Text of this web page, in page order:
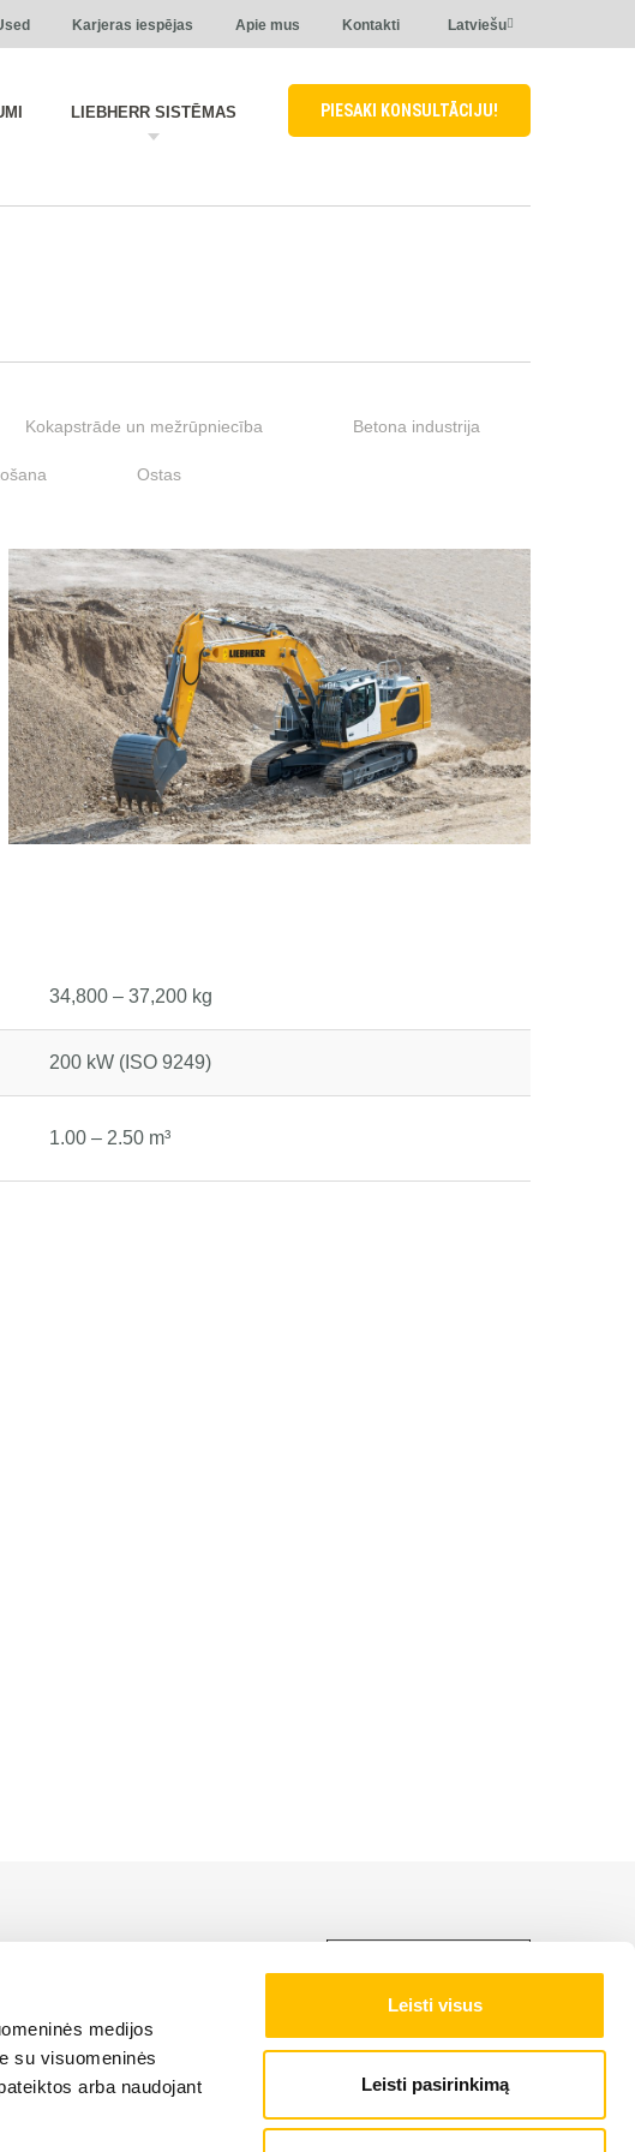
medijos
su visuomeninės
arba naudojant
Leisti visus
Leisti pasirinkimą
Karjeras iespējas Apie mus Kontakti Latviešu
LIEBHERR SISTĒMAS PIESAKI KONSULTĀCIJU!
Kokapstrāde un mežrūpniecība Betona industrija
Ostas
34,800 – 37,200 kg
200 kW (ISO 9249)
1.00 – 2.50 m³
LIETOŠANAS NOTEIKUMI